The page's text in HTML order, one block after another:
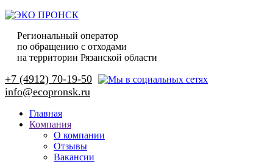
Региональный оператор
по обращению с отходами
на территории Рязанской области
+7 (4912) 70-19-50
Главная
Компания
О компании
Отзывы
Вакансии